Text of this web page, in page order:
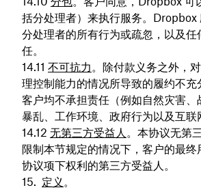
括分处理者）来执行服务。Dropbox
分处理者的所有行为或疏忽，以及
任。
不可抗力。除付款义务之外，
理控制能力的情况所导致的履约不
客户均不承担责任（例如自然灾害、
暴乱、工作环境、政府行为以及互联
无第三方受益人。本协议无第
限制本节规定的情况下，客户的最
协议项下权利的第三方受益人。
定义 。